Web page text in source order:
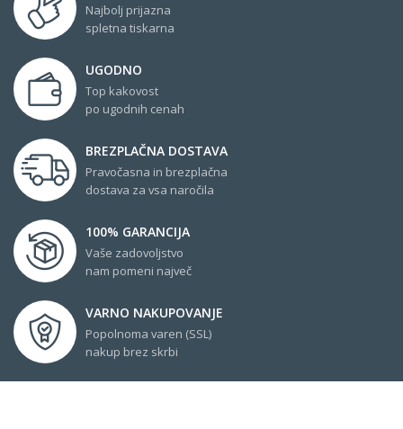
Najbolj prijazna
spletna tiskarna
UGODNO
Top kakovost
po ugodnih cenah
BREZPLAČNA DOSTAVA
Pravočasna in brezplačna
dostava za vsa naročila
100% GARANCIJA
Vaše zadovoljstvo
nam pomeni največ
VARNO NAKUPOVANJE
Popolnoma varen (SSL)
nakup brez skrbi